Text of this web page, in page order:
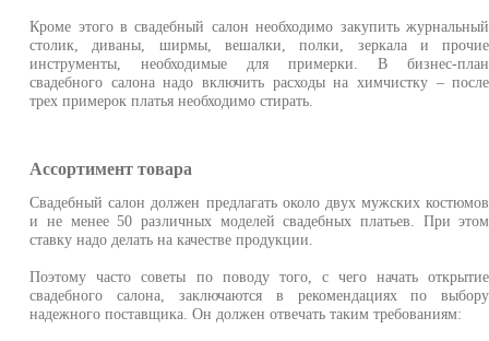
Кроме этого в свадебный салон необходимо закупить журнальный
столик, диваны, ширмы, вешалки, полки, зеркала и прочие
инструменты, необходимые для примерки. В бизнес-план
свадебного салона надо включить расходы на химчистку – после
трех примерок платья необходимо стирать.
Ассортимент товара
Свадебный салон должен предлагать около двух мужских костюмов
и не менее 50 различных моделей свадебных платьев. При этом
ставку надо делать на качестве продукции.
Поэтому часто советы по поводу того, с чего начать открытие
свадебного салона, заключаются в рекомендациях по выбору
надежного поставщика. Он должен отвечать таким требованиям: